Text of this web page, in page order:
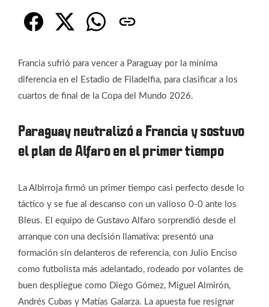
Francia sufrió para vencer a Paraguay por la mínima
diferencia en el Estadio de Filadelfia, para clasificar a los
cuartos de final de la Copa del Mundo 2026.
Paraguay neutralizó a Francia y sostuvo
el plan de Alfaro en el primer tiempo
La Albirroja firmó un primer tiempo casi perfecto desde lo
táctico y se fue al descanso con un valioso 0-0 ante los
Bleus. El equipo de Gustavo Alfaro sorprendió desde el
arranque con una decisión llamativa: presentó una
formación sin delanteros de referencia, con Julio Enciso
como futbolista más adelantado, rodeado por volantes de
buen despliegue como Diego Gómez, Miguel Almirón,
Andrés Cubas y Matías Galarza. La apuesta fue resignar